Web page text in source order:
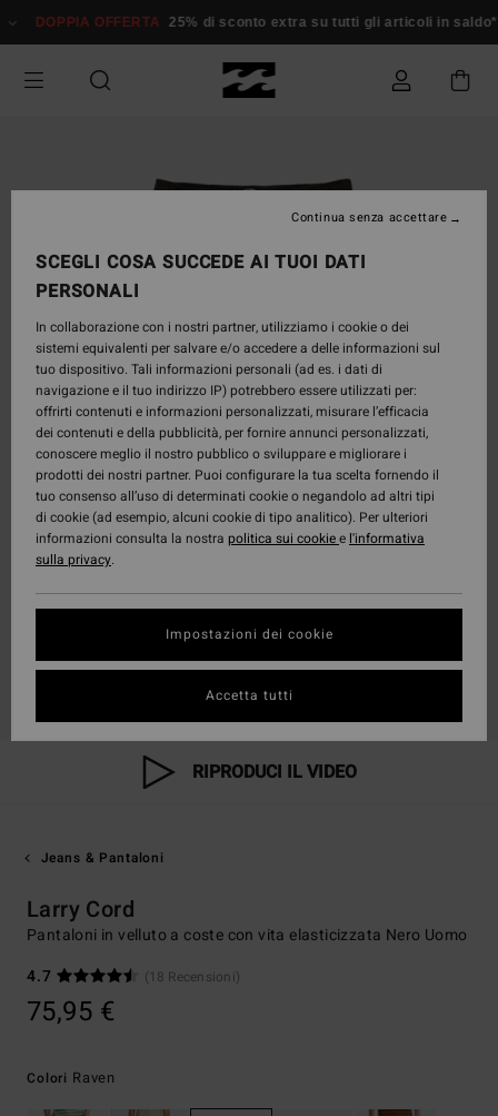
alle
prodotto
DOPPIA OFFERTA 25% di sconto extra su tutti gli articoli in
RIPRODUCI IL VIDEO
Jeans & Pantaloni
Larry Cord
Pantaloni in velluto a coste con vita elasticizzata Nero Uomo
4.7
(18 Recensioni)
75,95 €
Colori Raven
SCEGLI COSA SUCCEDE AI TUOI DATI
PERSONALI
In collaborazione con i nostri partner, utilizziamo i cookie o dei
sistemi equivalenti per salvare e/o accedere a delle informazioni sul
tuo dispositivo. Tali informazioni personali (ad es. i dati di
navigazione e il tuo indirizzo IP) potrebbero essere utilizzati per:
offrirti contenuti e informazioni personalizzati, misurare l’efficacia
dei contenuti e della pubblicità, per fornire annunci personalizzati,
conoscere meglio il nostro pubblico o sviluppare e migliorare i
prodotti dei nostri partner. Puoi configurare la tua scelta fornendo il
tuo consenso all’uso di determinati cookie o negandolo ad altri tipi
di cookie (ad esempio, alcuni cookie di tipo analitico). Per ulteriori
informazioni consulta la nostra politica sui cookiee l'informativa
sulla privacy.
Impostazioni dei cookie
Continua senza accettare
Accetta tutti